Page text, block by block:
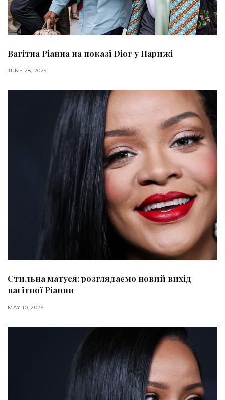
Вагітна Ріанна на показі Dior у Парижі
JUNE 28, 2025
Стильна матуся: розглядаємо новий вихід
вагітної Ріанни
MAY 10, 2025